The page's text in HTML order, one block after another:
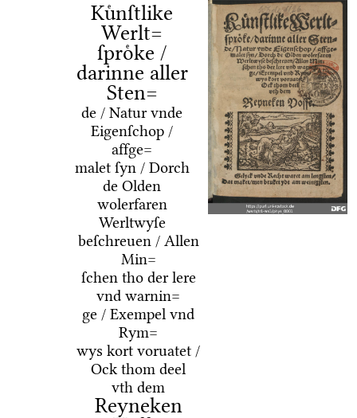
Kuͤnſtlike
Werlt=
ſproͤke /
darinne aller
Sten=
de / Natur vnde
Eigenſchop /
affge=
malet ſyn / Dorch
de Olden
wolerfaren
Werltwyſe
beſchreuen / Allen
Min=
ſchen tho der lere
vnd warnin=
ge / Exempel vnd
Rym=
wys kort voruatet /
Ock thom deel
vth dem
Reyneken